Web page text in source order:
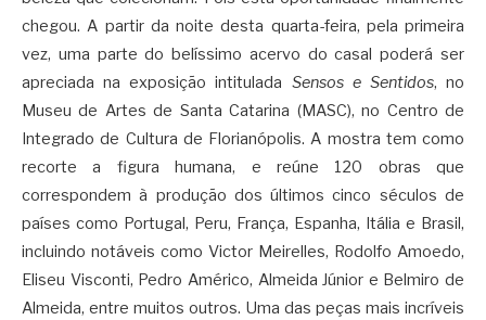
chegou. A partir da noite desta quarta-feira, pela primeira
vez, uma parte do belíssimo acervo do casal poderá ser
apreciada na exposição intitulada Sensos e Sentidos, no
Museu de Artes de Santa Catarina (MASC), no Centro de
Integrado de Cultura de Florianópolis. A mostra tem como
recorte a figura humana, e reúne 120 obras que
correspondem à produção dos últimos cinco séculos de
países como Portugal, Peru, França, Espanha, Itália e Brasil,
incluindo notáveis como Victor Meirelles, Rodolfo Amoedo,
Eliseu Visconti, Pedro Américo, Almeida Júnior e Belmiro de
Almeida, entre muitos outros. Uma das peças mais incríveis